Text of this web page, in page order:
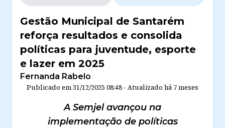
Gestão Municipal de Santarém
reforça resultados e consolida
políticas para juventude, esporte
e lazer em 2025
Fernanda Rabelo
Publicado em31/12/2025 08:48 - Atualizado há 7 meses
A Semjel avançou na
implementação de políticas